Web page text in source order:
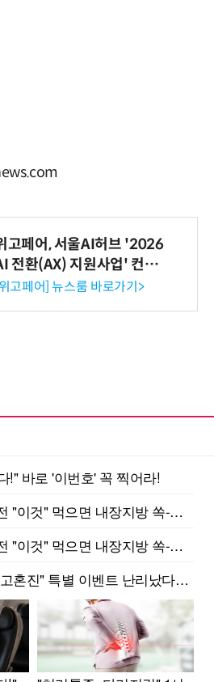
고페어, 서울AI허브 '2026
전환(AX) 지원사업' 컨소
엄 선정
고페어] 뉴스룸 바로가기>